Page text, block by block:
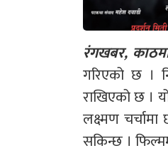
रंगखबर,
गरिएको छ ।
राखिएको छ ।
लक्ष्मण
सकिन्छ ।